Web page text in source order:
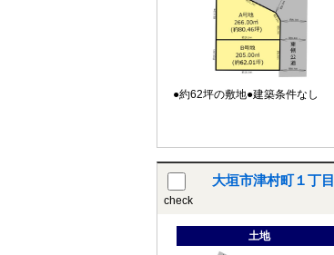
●約62坪の敷地●建築条件なし
check
大垣市津村町１丁
土地